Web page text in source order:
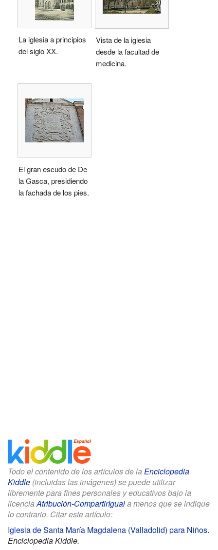
La iglesia a principios
del siglo XX.
Vista de la iglesia
desde la facultad de
medicina.
El gran escudo de De
la Gasca, presidiendo
la fachada de los pies.
Todo el contenido de los artículos de la Enciclopedia
Kiddle (incluidas las imágenes) se puede utilizar
libremente para fines personales y educativos bajo la
licenciaAtribución-CompartirIguala menos que se indique
lo contrario. Citar este artículo:
Iglesia de Santa María Magdalena (Valladolid) para Niños.
Enciclopedia Kiddle.